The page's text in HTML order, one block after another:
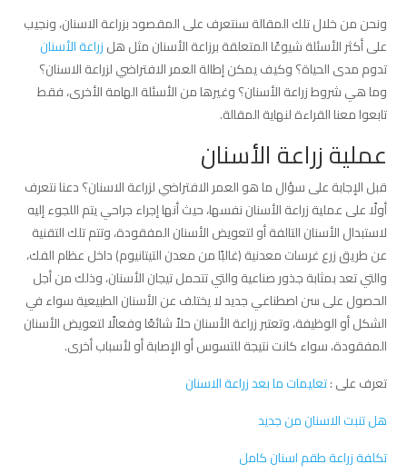
ونحن من خلال تلك المقالة سنتعرف على المقصود بزراعة الاسنان، ونجيب
على أكثر الأسئلة شيوعًا المتعلقة برزاعة الأسنان مثل هلزراعة الأسنان
تدوم مدى الحياة؟ وكيف يمكن إطالة العمر الافتراضي لزراعة الاسنان؟
وما هي شروط زراعة الأسنان؟ وغيرها من الأسئلة الهامة الأخرى، فقط
تابعوا معنا القراءة لنهاية المقالة.
عملية زراعة الأسنان
قبل الإجابة على سؤال ما هو العمر الافتراضي لزراعة الاسنان؟ دعنا نتعرف
أولًا على عملية زراعة الأسنان نفسها، حيث أنها إجراء جراحي يتم اللجوء إليه
لاستبدال الأسنان التالفة أو لتعويض الأسنان المفقودة، وتتم تلك التقنية
عن طريق زرع غرسات معدنية (غالبًا من معدن التيتانيوم) داخل عظام الفك،
والتي تعد بمثابة جذور صناعية والتي تتحمل تيجان الأسنان، وذلك من أجل
الحصول على سن اصطناعي جديد لا يختلف عن الأسنان الطبيعية سواء في
الشكل أو الوظيفة، وتعتبر زراعة الأسنان حلاً شائعًا وفعالًا لتعويض الأسنان
المفقودة، سواء كانت نتيجة للتسوس أو الإصابة أو لأسباب أخرى.
تعرف على :تعليمات ما بعد زراعة الاسنان
هل تنبت الاسنان من جديد
تكلفة زراعة طقم اسنان كامل